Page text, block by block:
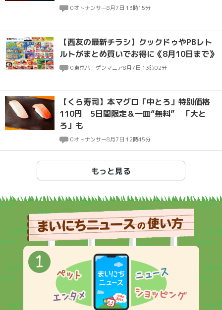
0オトナンサー8月7日 13時15分
【西友の最新チラシ】クックドゥやPBレト
ルトがまとめ買いでお得に《8月10日まで》
0東京バーゲンマニア8月7日 13時02分
【くら寿司】本マグロ「中とろ」特別価格
110円 5日間限定＆一皿“無料” 「大と
ろ」も
0オトナンサー8月7日 12時45分
もっと見る